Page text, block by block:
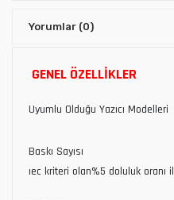
Yorumlar (0)
GENEL ÖZELLİKLER
Uyumlu Olduğu Yazıcı
Baskı
ıec kriteri olan%5 doluluk oranı